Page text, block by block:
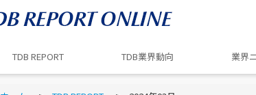
TDB REPORT TDB業界動向 業界